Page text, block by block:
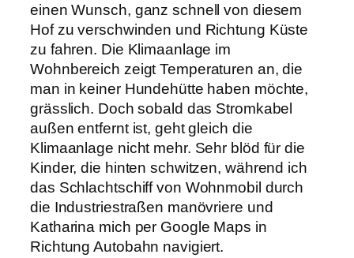
einen Wunsch, ganz schnell von diesem
Hof zu verschwinden und Richtung Küste
zu fahren. Die Klimaanlage im
Wohnbereich zeigt Temperaturen an, die
man in keiner Hundehütte haben möchte,
grässlich. Doch sobald das Stromkabel
außen entfernt ist, geht gleich die
Klimaanlage nicht mehr. Sehr blöd für die
Kinder, die hinten schwitzen, während ich
das Schlachtschiff von Wohnmobil durch
die Industriestraßen manövriere und
Katharina mich per Google Maps in
Richtung Autobahn navigiert.